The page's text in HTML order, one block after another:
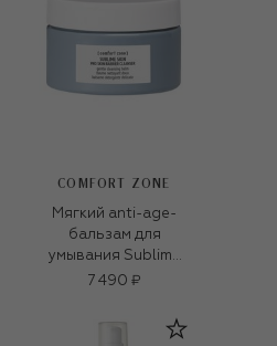
COMFORT ZONE
Мягкий anti-age-
бальзам для
умывания Sublime
skin (100ml)
7 490 ₽